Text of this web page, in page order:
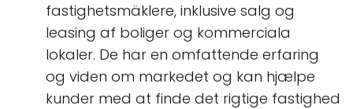
fastighetsmäklere, inklusive salg og
leasing af boliger og kommerciala
lokaler. De har en omfattende erfaring
og viden om markedet og kan hjælpe
kunder med at finde det rigtige fastighed